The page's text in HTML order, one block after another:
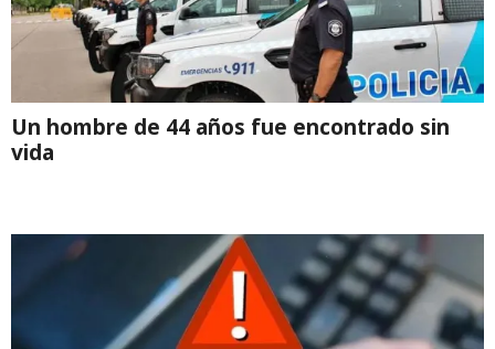
Un hombre de 44 años fue encontrado sin
vida